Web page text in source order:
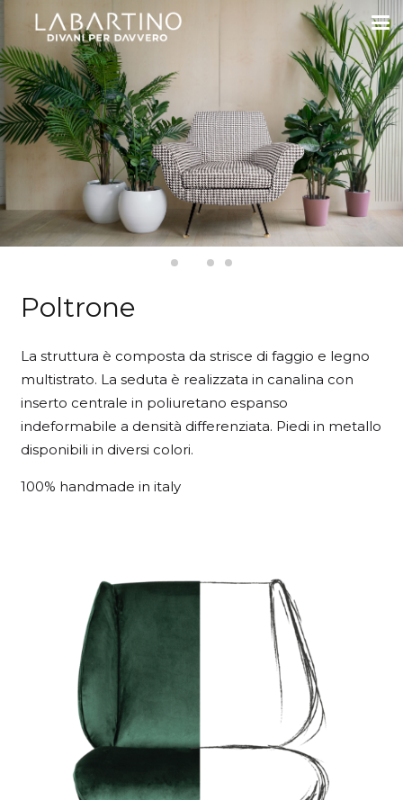
Poltrone
La struttura è composta da strisce di faggio e legno
multistrato. La seduta è realizzata in canalina con
inserto centrale in poliuretano espanso
indeformabile a densità differenziata. Piedi in metallo
disponibili in diversi colori.
100% handmade in italy